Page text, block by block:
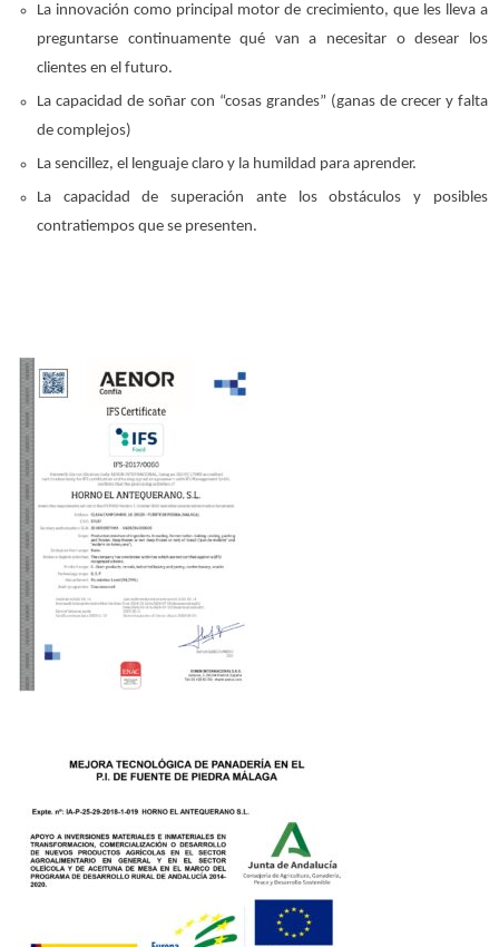
La innovación como principal motor de crecimiento, que les lleva a
preguntarse continuamente qué van a necesitar o desear los
clientes en el futuro.
La capacidad de soñar con “cosas grandes” (ganas de crecer y falta
de complejos)
La sencillez, el lenguaje claro y la humildad para aprender.
La capacidad de superación ante los obstáculos y posibles
contratiempos que se presenten.